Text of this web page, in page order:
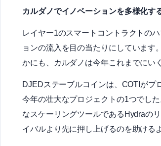
カルダノでイノベーションを多様化す
レイヤー1のスマートコントラクトの
ョンの流入を目の当たりにしていま
かにも、カルダノは今年これまでにい
DJEDステーブルコインは、COTIがプ
今年の壮大なプロジェクトの1つでし
なスケーリングツールであるHydraの
イバルより先に押し上げるのを助ける